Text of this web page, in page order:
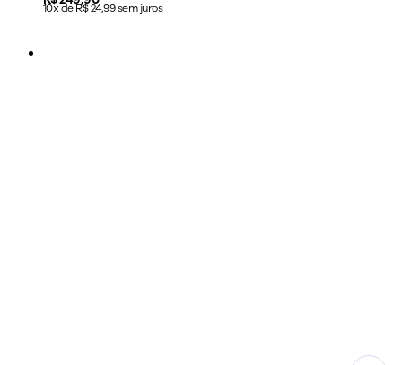
10x de R$ 24,99 sem juros